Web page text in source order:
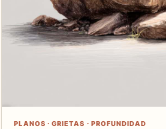
PLANOS · GRIETAS · PROFUNDIDAD